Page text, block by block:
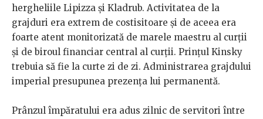
hergheliile Lipizza și Kladrub. Activitatea de la
grajduri era extrem de costisitoare și de aceea era
foarte atent monitorizată de marele maestru al curții
și de biroul financiar central al curții. Prințul Kinsky
trebuia să fie la curte zi de zi. Administrarea grajdului
imperial presupunea prezența lui permanentă.
Prânzul împăratului era adus zilnic de servitori între